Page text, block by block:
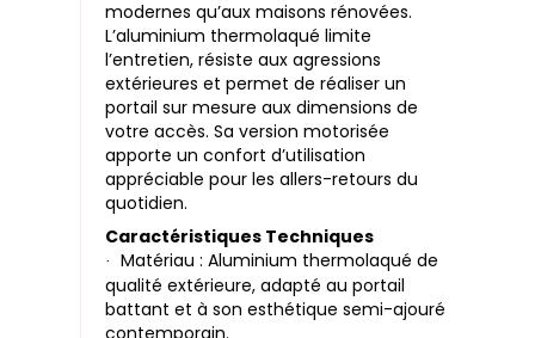
modernes qu’aux maisons rénovées.
L’aluminium thermolaqué limite
l’entretien, résiste aux agressions
extérieures et permet de réaliser un
portail sur mesure aux dimensions de
votre accès. Sa version motorisée
apporte un confort d’utilisation
appréciable pour les allers-retours du
quotidien.
Caractéristiques Techniques
·
Matériau : Aluminium thermolaqué de
qualité extérieure, adapté au portail
battant et à son esthétique semi-ajouré